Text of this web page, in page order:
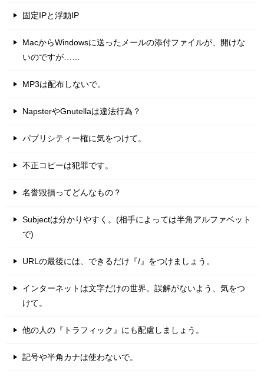
固定IPと浮動IP
MacからWindowsに送ったメールの添付ファイルが、開けな
いのですが……
MP3は配布しないで。
NapsterやGnutellaは違法行為？
パブリシティー権に気をつけて。
不正コピーは犯罪です。
名誉毀損ってどんなもの？
Subjectは分かりやすく。(相手によっては半角アルファベット
で)
URLの最後には、できるだけ『/』をつけましょう。
インターネットは文字だけの世界。誤解がないよう、気をつ
けて。
他の人の『トラフィック』にも配慮しましょう。
記号や半角カナは使わないで。